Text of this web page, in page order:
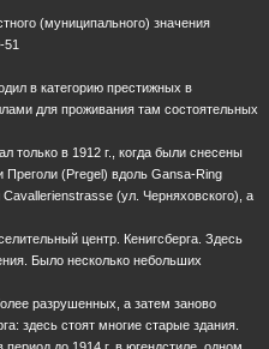
(муниципального) значения
51
в категорию престижных в
для проживания там состоятельных
только в 1912 г., когда были снесены
Преголи (Pregel) вдоль Gansa-Ring
(ул. Черняховского), а
центр. Кенигсберга. Здесь
Было несколько небольших
разрушенных, а затем заново
здесь стоят многие старые здания.
до 1914 г. в югендстиле, одном